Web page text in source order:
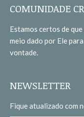
opens
new
window
opens
new
window
COMUNIDADE
Estamos certos de
meio dado por Ele
vontade.
NEWSLETTER
Fique atualizado com